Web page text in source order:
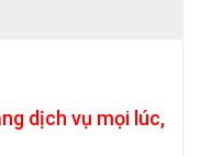
dịch vụ mọi lúc,